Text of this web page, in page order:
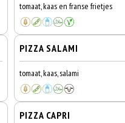
tomaat, kaas en franse frietjes
PIZZA SALAMI
tomaat, kaas, salami
PIZZA CAPRI